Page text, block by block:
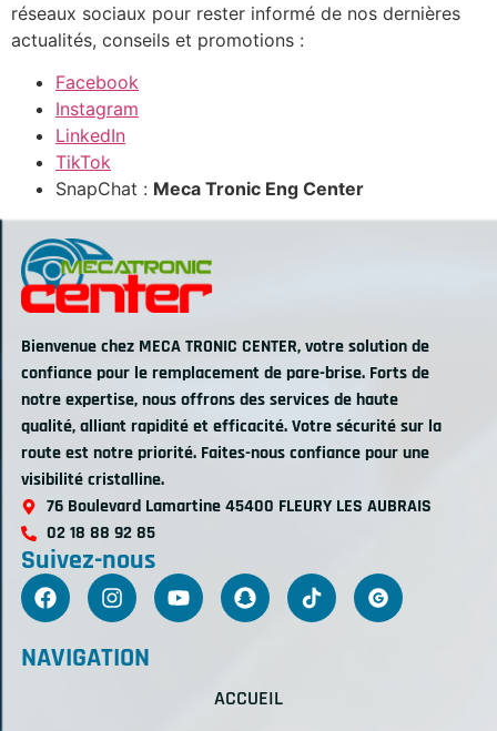
réseaux sociaux pour rester informé de nos dernières
actualités, conseils et promotions :
Facebook
Instagram
LinkedIn
TikTok
SnapChat : Meca Tronic Eng Center
Bienvenue chez MECA TRONIC CENTER, votre solution de
confiance pour le remplacement de pare-brise. Forts de
notre expertise, nous offrons des services de haute
qualité, alliant rapidité et efficacité. Votre sécurité sur la
route est notre priorité. Faites-nous confiance pour une
visibilité cristalline.
76 Boulevard Lamartine 45400 FLEURY LES AUBRAIS
02 18 88 92 85
Suivez-nous
NAVIGATION
ACCUEIL